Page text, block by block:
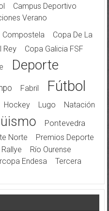
Campus Deportivo
Verano
Compostela
Copa De La
Rey
Copa Galicia FSF
Deporte
Fabril Fútbol
Hockey Lugo Natación
Pontevedra
Norte
Premios Deporte
Rallye
Río Ourense
Endesa
Tercera